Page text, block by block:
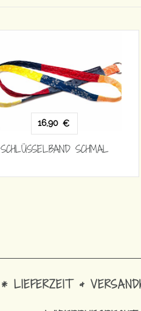
16,90 €
SCHLÜSSELBAND SCHMAL
* LIEFERZEIT &